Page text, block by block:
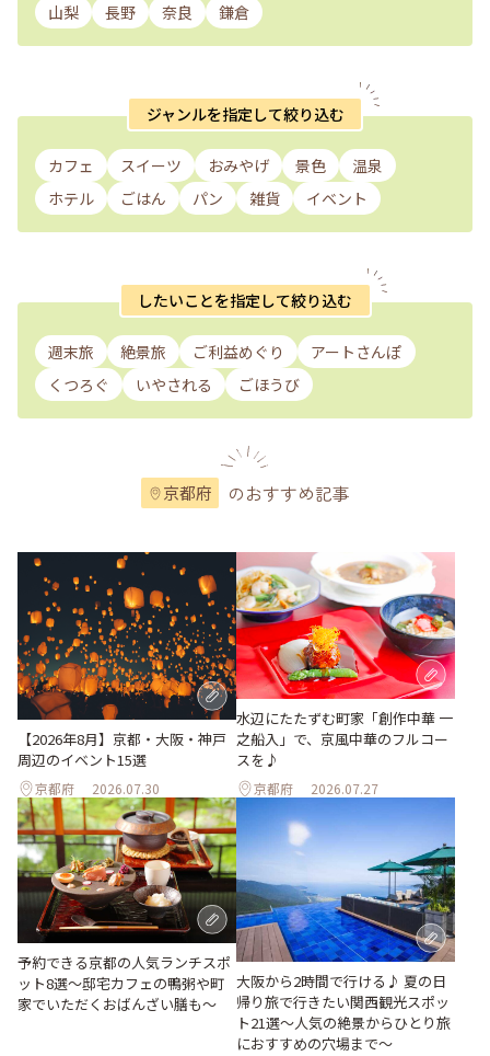
山梨
長野 奈良 鎌倉
ジャンルを指定して絞り込む
カフェ スイーツ おみやげ 景色
温泉
ホテル
ごはん パン 雑貨 イベント
したいことを指定して絞り込む
週末旅 絶景旅 ご利益めぐり
アートさんぽ
くつろぐ
いやされる ごほうび
京都府 のおすすめ記事
【2026年8月】京都・大阪・神戸
周辺のイベント15選
京都府 2026.07.30
水辺にたたずむ町家「創作中華 一
之船入」で、京風中華のフルコー
スを♪
京都府 2026.07.27
予約できる京都の人気ランチスポ
ット8選～邸宅カフェの鴨粥や町
家でいただくおばんざい膳も～
大阪から2時間で行ける♪ 夏の日
帰り旅で行きたい関西観光スポッ
ト21選～人気の絶景からひとり旅
におすすめの穴場まで～